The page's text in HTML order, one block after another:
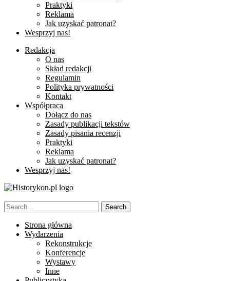
Praktyki
Reklama
Jak uzyskać patronat?
Wesprzyj nas!
Redakcja
O nas
Skład redakcji
Regulamin
Polityka prywatności
Kontakt
Współpraca
Dołącz do nas
Zasady publikacji tekstów
Zasady pisania recenzji
Praktyki
Reklama
Jak uzyskać patronat?
Wesprzyj nas!
Strona główna
Wydarzenia
Rekonstrukcje
Konferencje
Wystawy
Inne